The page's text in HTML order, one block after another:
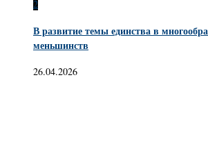
2
В развитие темы единства в
меньшинств
26.04.2026